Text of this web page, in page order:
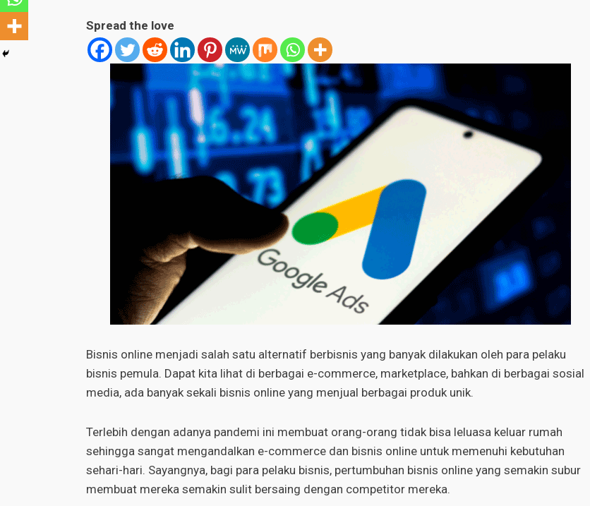
Spread the love
Bisnis online menjadi salah satu alternatif berbisnis yang banyak dilakukan oleh para pelaku
bisnis pemula. Dapat kita lihat di berbagai e-commerce, marketplace, bahkan di berbagai sosial
media, ada banyak sekali bisnis online yang menjual berbagai produk unik.
Terlebih dengan adanya pandemi ini membuat orang-orang tidak bisa leluasa keluar rumah
sehingga sangat mengandalkan e-commerce dan bisnis online untuk memenuhi kebutuhan
sehari-hari. Sayangnya, bagi para pelaku bisnis, pertumbuhan bisnis online yang semakin subur
membuat mereka semakin sulit bersaing dengan competitor mereka.